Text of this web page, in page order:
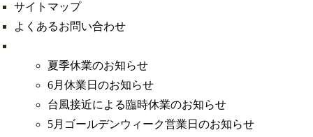
サイトマップ
よくあるお問い合わせ
夏季休業のお知らせ
6月休業日のお知らせ
台風接近による臨時休業のお知らせ
5月ゴールデンウィーク営業日のお知らせ